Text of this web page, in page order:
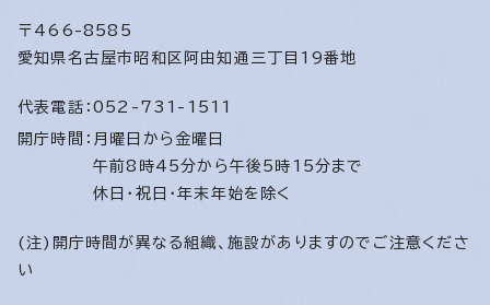
〒466-8585
愛知県名古屋市昭和区阿由知通三丁目19番地
代表電話： 052-731-1511
開庁時間： 月曜日から金曜日
午前8時45分から午後5時15分まで
休日・祝日・年末年始を除く
(注)開庁時間が異なる組織、施設がありますのでご注意くださ
い